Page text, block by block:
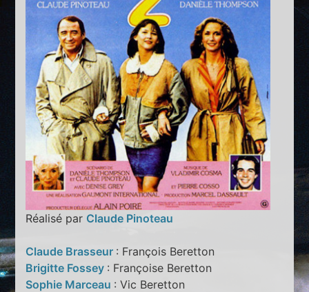
Réalisé par Claude Pinoteau
Claude Brasseur : François Beretton
Brigitte Fossey : Françoise Beretton
Sophie Marceau : Vic Beretton